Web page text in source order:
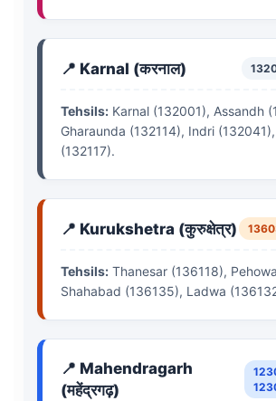
📍 Karnal (करनाल)
Tehsils: Karnal (132001), Assandh
Gharaunda (132114), Indri
(132117).
📍 Kurukshetra (कुरुक्षेत्र)
Tehsils: Thanesar (136118),
Shahabad (136135), Ladwa
📍 Mahendragarh
(महेंद्रगढ़)